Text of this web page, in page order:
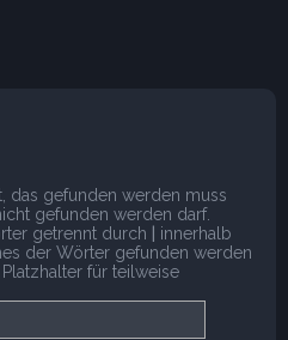
das gefunden werden muss
gefunden werden darf.
getrennt durch
innerhalb
der Wörter gefunden werden
für teilweise